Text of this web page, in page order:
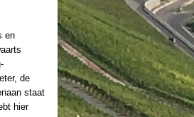
en
de
staat
hier